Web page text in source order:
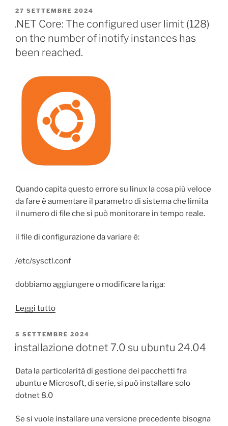
PUBBLICATO
IL
27 SETTEMBRE 2024
.NET Core: The configured user limit (128)
on the number of inotify instances has
been reached.
Quando capita questo errore su linux la cosa più veloce
da fare è aumentare il parametro di sistema che limita
il numero di file che si può monitorare in tempo reale.
il file di configurazione da variare è:
/etc/sysctl.conf
dobbiamo aggiungere o modificare la riga:
Leggi tutto“.NET
The
configured
limit
(128)
number
PUBBLICATO
IL
5 SETTEMBRE 2024
installazione dotnet 7.0 su ubuntu 24.04
Data la particolarità di gestione dei pacchetti fra
ubuntu e Microsoft, di serie, si può installare solo
dotnet 8.0
Se si vuole installare una versione precedente bisogna